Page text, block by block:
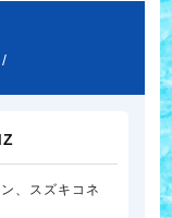
、スズキコネ